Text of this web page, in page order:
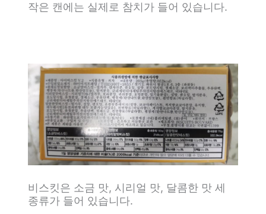
작은 캔에는 실제로 참치가 들어 있습니다.
비스킷은 소금 맛, 시리얼 맛, 달콤한 맛 세
종류가 들어 있습니다.